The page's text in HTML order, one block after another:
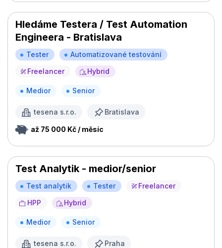
Hledáme Testera / Test Automation
Engineera - Bratislava
Tester
Automatizované testování
Freelancer
Hybrid
Medior Senior
tesena s.r.o. Bratislava
až 75 000 Kč / měsíc
Test Analytik - medior/senior
Test analytik Tester
Freelancer
HPP
Hybrid
Medior Senior
tesena s.r.o. Praha